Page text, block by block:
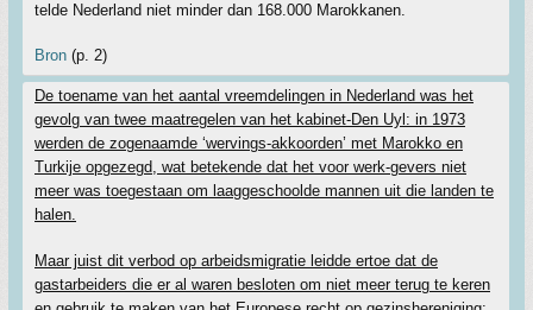
telde Nederland niet minder dan 168.000 Marokkanen.
Bron (p. 2)
De toename van het aantal vreemdelingen in Nederland was het
gevolg van twee maatregelen van het kabinet-Den Uyl: in 1973
werden de zogenaamde ‘wervings-akkoorden’ met Marokko en
Turkije opgezegd, wat betekende dat het voor werk-gevers niet
meer was toegestaan om laaggeschoolde mannen uit die landen te
halen.
Maar juist dit verbod op arbeidsmigratie leidde ertoe dat de
gastarbeiders die er al waren besloten om niet meer terug te keren